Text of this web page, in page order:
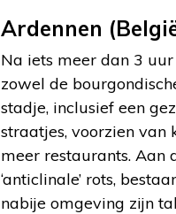
Ardennen
Na iets meer dan 3
zowel de
stadje, inclusief een
straatjes, voorzien van
meer restaurants. Aan
‘anticlinale’ rots,
nabije omgeving zijn